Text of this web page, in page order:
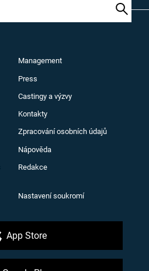
Management
Press
Castingy a výzvy
Kontakty
Zpracování osobních údajů
Nápověda
Redakce
Nastavení soukromí
App Store